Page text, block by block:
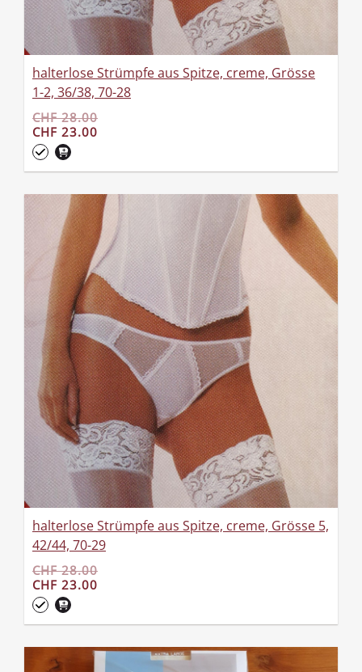
halterlose Strümpfe aus Spitze, creme, Grösse
1-2, 36/38, 70-28
CHF 28.00
CHF 23.00
halterlose Strümpfe aus Spitze, creme, Grösse 5,
42/44, 70-29
CHF 28.00
CHF 23.00